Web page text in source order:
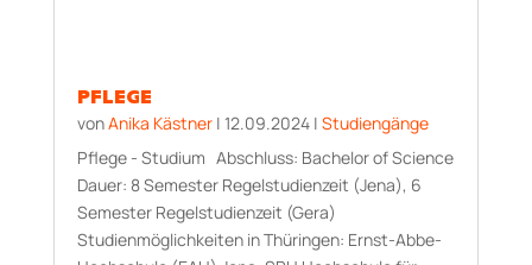
PFLEGE
vonAnika Kästner| 12.09.2024| Studiengänge
Pflege - Studium Abschluss: Bachelor of Science
Dauer: 8 Semester Regelstudienzeit (Jena), 6
Semester Regelstudienzeit (Gera)
Studienmöglichkeiten in Thüringen: Ernst-Abbe-